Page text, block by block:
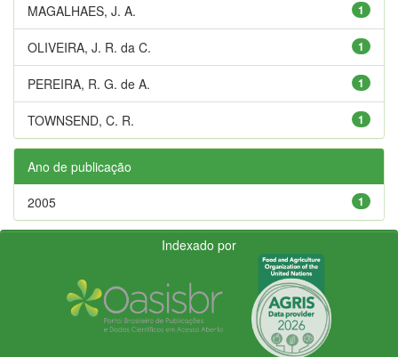
1
MAGALHAES, J. A.
1
OLIVEIRA, J. R. da C.
1
PEREIRA, R. G. de A.
1
TOWNSEND, C. R.
Ano de publicação
1
2005
Indexado por